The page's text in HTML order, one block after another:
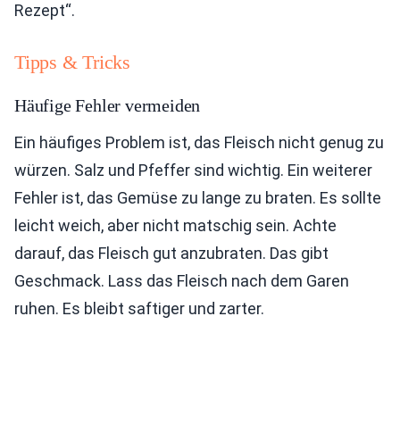
Rezept“.
Tipps & Tricks
Häufige Fehler vermeiden
Ein häufiges Problem ist, das Fleisch nicht genug zu
würzen. Salz und Pfeffer sind wichtig. Ein weiterer
Fehler ist, das Gemüse zu lange zu braten. Es sollte
leicht weich, aber nicht matschig sein. Achte
darauf, das Fleisch gut anzubraten. Das gibt
Geschmack. Lass das Fleisch nach dem Garen
ruhen. Es bleibt saftiger und zarter.